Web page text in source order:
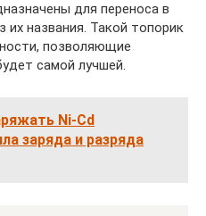
для переноса в
их названия. Такой топорик
позволяющие
самой лучшей.
Ni-Cd
заряда и разряда